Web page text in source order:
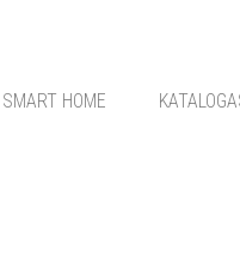
SMART HOME